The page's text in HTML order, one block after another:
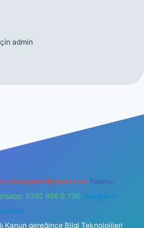
admin
Teams:
0262 606 0 726 Telegram:
Kanun gereğince Bilgi Teknolojileri